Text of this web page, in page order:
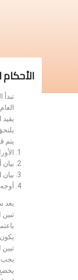
يتم
بيان
بيان
يعد
تبين
يجب